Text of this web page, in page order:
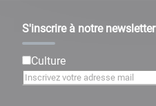
S'inscrire à notre newsletter
Culture